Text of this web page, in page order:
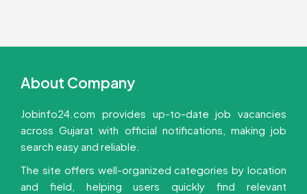
About Company
Jobinfo24.com provides up-to-date job vacancies
across Gujarat with official notifications, making job
search easy and reliable.
The site offers well-organized categories by location
and field, helping users quickly find relevant